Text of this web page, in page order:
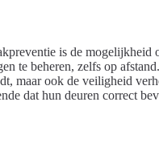
is de mogelijkheid
te beheren, zelfs op
maar ook de veiligheid
dat hun deuren correct